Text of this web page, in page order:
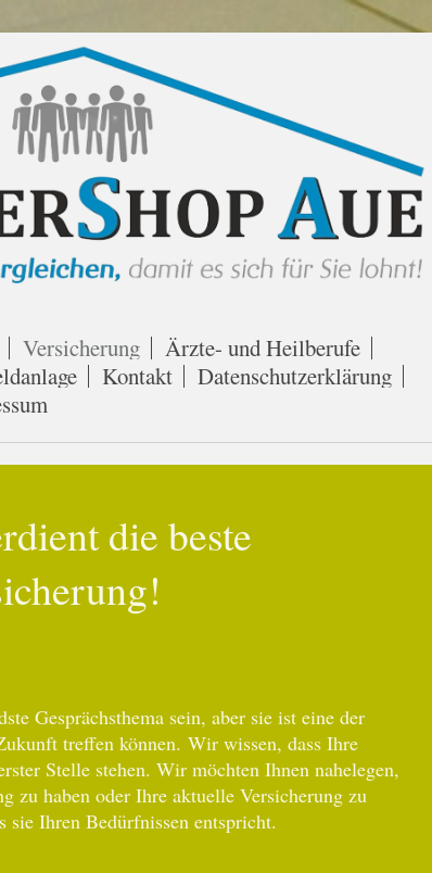
Versicherung
Ärzte- und Heilberufe
Kontakt
Datenschutzerklärung
die beste
Gesprächsthema sein, aber sie ist eine der
treffen können. Wir wissen, dass Ihre
Stelle stehen. Wir möchten Ihnen nahelegen,
zu haben oder Ihre aktuelle Versicherung zu
sie Ihren Bedürfnissen entspricht.